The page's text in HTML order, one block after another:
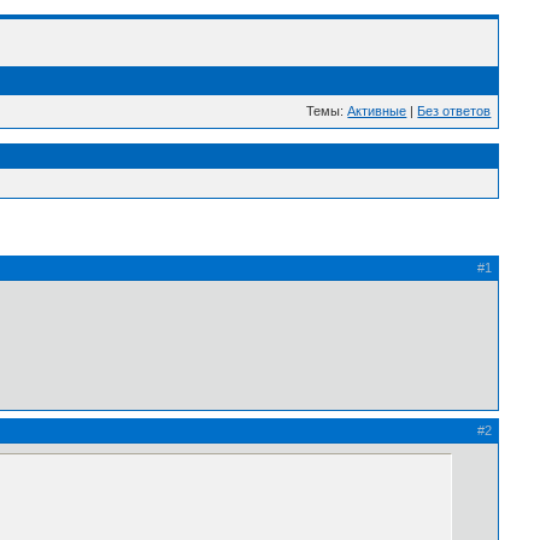
Темы:Активные | Без ответов
#1
#2